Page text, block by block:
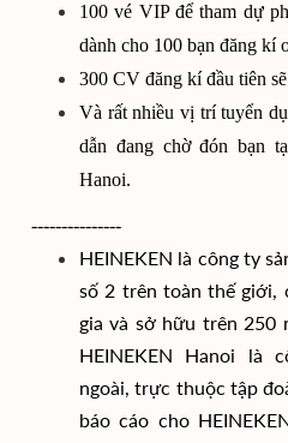
100 vé VIP để tham dự
dành cho 100 bạn đăng kí
300 CV đăng kí đầu tiên
Và rất nhiều vị trí tuyển
dẫn đang chờ đón bạn
Hanoi.
---------------
HEINEKEN là công ty
số 2 trên toàn thế giới,
gia và sở hữu trên 250
HEINEKEN Hanoi là
ngoài, trực thuộc tập
báo cáo cho